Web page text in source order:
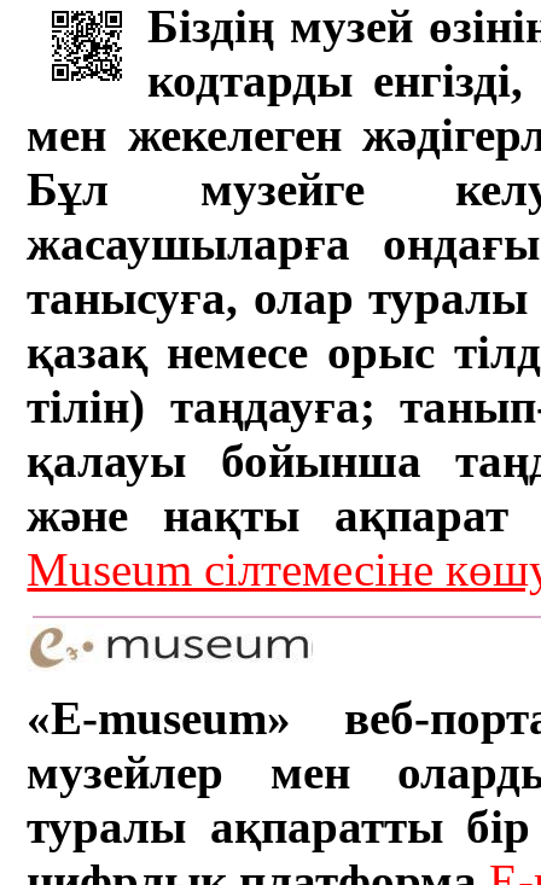
Біздің музей
кодтарды
мен жекелеген
Бұл музейге
жасаушыларға
танысуға, олар туралы
қазақ немесе орыс
тілін) таңдауға;
қалауы бойынша
және нақты ақпарат
Museum сілтемесіне
«E-museum» веб-
музейлер мен
туралы ақпаратты бір